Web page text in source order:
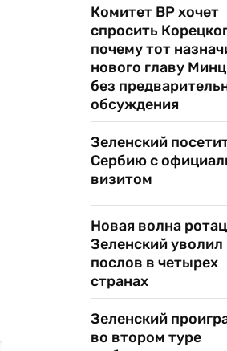
Комитет ВР хочет
спросить
почему тот
нового главу
без
обсуждения
Зеленский
Сербию с
визитом
Новая волна
Зеленский уволил
послов в четырех
странах
Зеленский
во втором туре